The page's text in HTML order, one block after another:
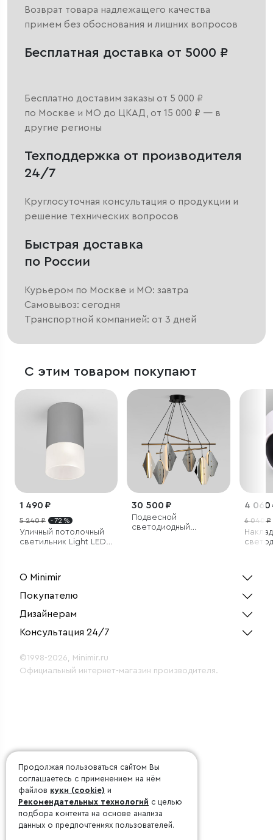
Возврат товара надлежащего качества
примем без обоснования и лишних вопросов
Бесплатная доставка от 5000 ₽
Бесплатно доставим заказы от 5 000 ₽
по Москве и МО до ЦКАД, от 15 000 ₽ — в
другие регионы
Техподдержка от производителя
24/7
Круглосуточная консультация о продукции и
решение технических вопросов
Быстрая доставка
по России
Курьером по Москве и МО: завтра
Самовывоз: сегодня
Транспортной компанией: от 3 дней
С этим товаром покупают
1 490 ₽
5 240 ₽ - 72 %
Уличный потолочный
светильник Light LED
30 500 ₽
Подвесной
светодиодный
4 060
6 040 ₽
О Minimir
Покупателю
Дизайнерам
Консультация 24/7
©1998-2026, Minimir.ru
Официальный интернет-магазин производителя.
Продолжая пользоваться сайтом Вы
соглашаетесь с применением на нём
файлов куки (cookie) и
Рекомендательных технологий с целью
подбора контента на основе анализа
данных о предпочтениях пользователей.